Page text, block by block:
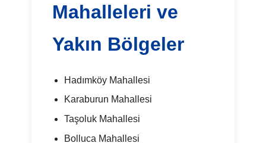
Mahalleleri ve
Yakın Bölgeler
Hadımköy Mahallesi
Karaburun Mahallesi
Taşoluk Mahallesi
Bolluca Mahallesi